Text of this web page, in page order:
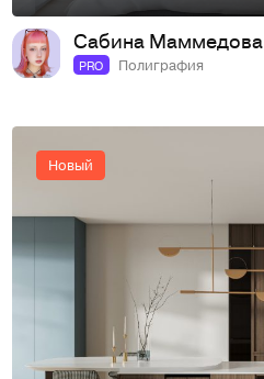
Сабина Маммедова
PRO Полиграфия
Новый